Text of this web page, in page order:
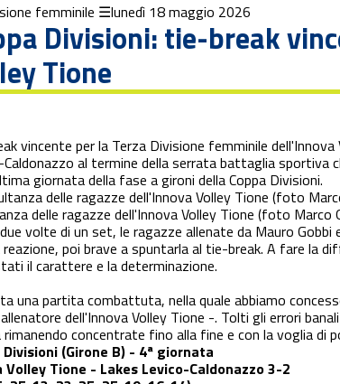
femminile lunedì 18 maggio 2026
Divisioni: tie-break
Tione
vincente per la Terza Divisione femminile
Caldonazzo al termine della serrata battaglia
giornata della fase a gironi della Coppa Divisioni.
delle ragazze dell'Innova Volley Tione (foto Marco
volte di un set, le ragazze allenate da Mauro
poi brave a spuntarla al tie-break. A fare la
il carattere e la determinazione.
una partita combattuta, nella quale abbiamo
dell'Innova Volley Tione -. Tolti gli errori
concentrate fino alla fine e con la voglia di
Divisioni (Girone B) - 4ª giornata
Volley Tione - Lakes Levico-Caldonazzo 3-2